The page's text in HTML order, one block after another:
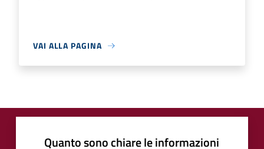
VAI ALLA PAGINA
Quanto sono chiare le informazioni